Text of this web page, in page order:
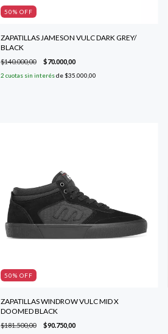
50% OFF
ZAPATILLAS JAMESON VULC DARK GREY/
BLACK
$140.000,00 $70.000,00
2 cuotas sin interésde $35.000,00
50% OFF
ZAPATILLAS WINDROW VULC MID X
DOOMED BLACK
$181.500,00 $90.750,00